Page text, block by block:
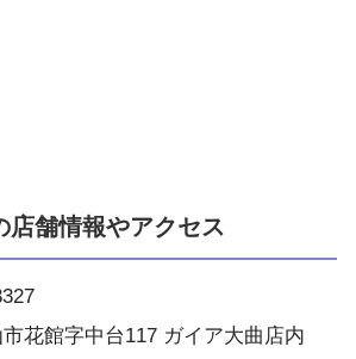
店舗情報やアクセス
花館字中台117 ガイア大曲店内